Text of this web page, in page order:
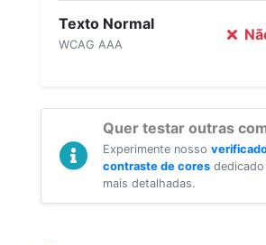
Texto Normal
WCAG AAA
Quer testar outras
Experimente nosso
contraste de cores dedicado
mais detalhadas.